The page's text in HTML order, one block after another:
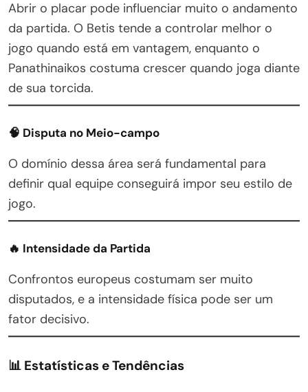
Abrir o placar pode influenciar muito o andamento
da partida. O Betis tende a controlar melhor o
jogo quando está em vantagem, enquanto o
Panathinaikos costuma crescer quando joga diante
de sua torcida.
🧠 Disputa no Meio-campo
O domínio dessa área será fundamental para
definir qual equipe conseguirá impor seu estilo de
jogo.
🔥 Intensidade da Partida
Confrontos europeus costumam ser muito
disputados, e a intensidade física pode ser um
fator decisivo.
📊 Estatísticas e Tendências